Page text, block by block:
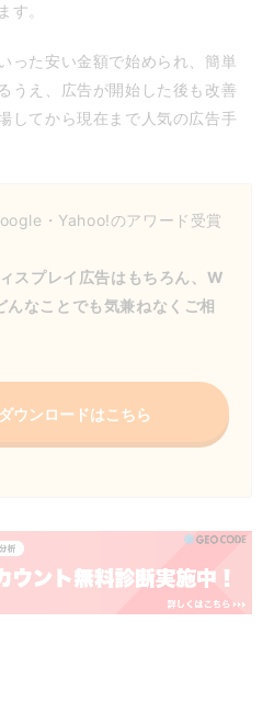
す。
った安い金額で始められ、簡単
うえ、広告が開始した後も改善
してから現在まで人気の広告手
・Yahoo!のアワード受賞
スプレイ広告はもちろん、W
なことでも気兼ねなくご相
ウンロードはこちら